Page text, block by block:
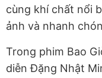
cùng khí chất nổi
ảnh và nhanh
Trong phim Bao
diễn Đặng Nhật